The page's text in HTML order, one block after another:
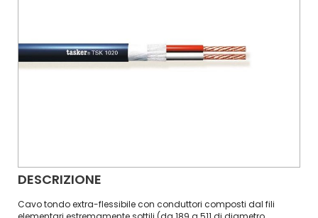
DESCRIZIONE
Cavo tondo extra-flessibile con conduttori composti dal fili